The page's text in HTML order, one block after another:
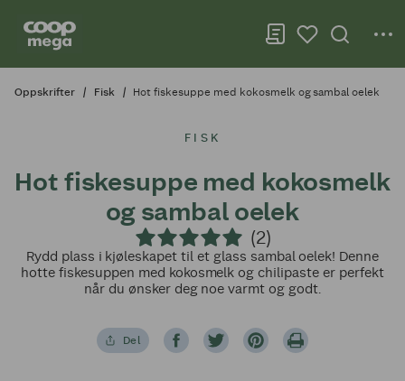
Oppskrifter Fisk Hot fiskesuppe med kokosmelk og sambal oelek
FISK
Hot fiskesuppe med kokosmelk
og sambal oelek
(2)
Rydd plass i kjøleskapet til et glass sambal oelek! Denne
hotte fiskesuppen med kokosmelk og chilipaste er perfekt
når du ønsker deg noe varmt og godt.
Del